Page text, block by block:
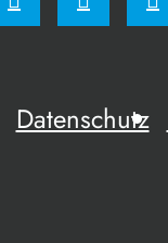
Datenschutz